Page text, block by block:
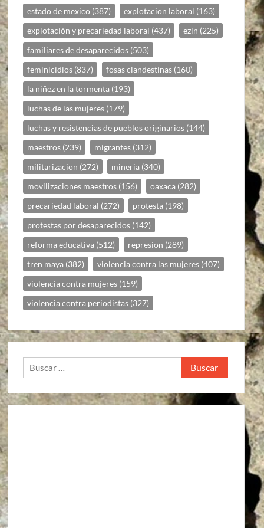
estado de mexico (387) explotacion laboral (163)
explotación y precariedad laboral (437) ezln (225)
familiares de desaparecidos (503)
feminicidios (837) fosas clandestinas (160)
la niñez en la tormenta (193)
luchas de las mujeres (179)
luchas y resistencias de pueblos originarios (144)
maestros (239) migrantes (312)
militarizacion (272) mineria (340)
movilizaciones maestros (156) oaxaca (282)
precariedad laboral (272) protesta (198)
protestas por desaparecidos (142)
reforma educativa (512) represion (289)
tren maya (382) violencia contra las mujeres (407)
violencia contra mujeres (159)
violencia contra periodistas (327)
Buscar: